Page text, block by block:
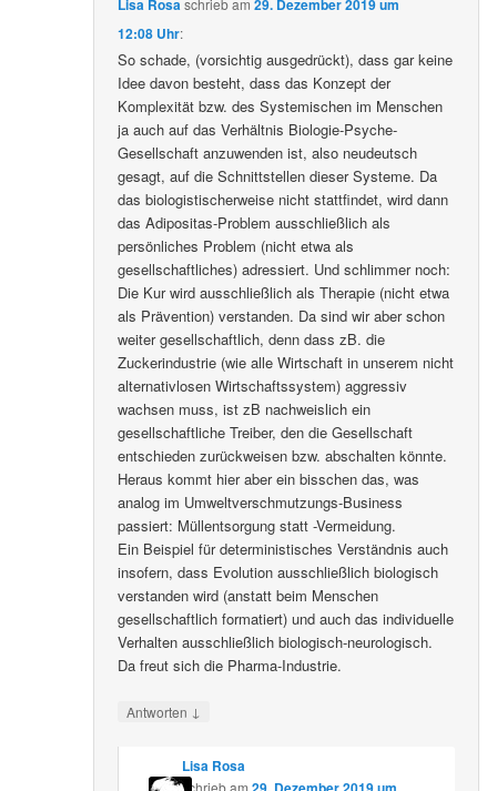
Lisa Rosaschriebam29. Dezember 2019 um
12:08 Uhr:
So schade, (vorsichtig ausgedrückt), dass gar keine
Idee davon besteht, dass das Konzept der
Komplexität bzw. des Systemischen im Menschen
ja auch auf das Verhältnis Biologie-Psyche-
Gesellschaft anzuwenden ist, also neudeutsch
gesagt, auf die Schnittstellen dieser Systeme. Da
das biologistischerweise nicht stattfindet, wird dann
das Adipositas-Problem ausschließlich als
persönliches Problem (nicht etwa als
gesellschaftliches) adressiert. Und schlimmer noch:
Die Kur wird ausschließlich als Therapie (nicht etwa
als Prävention) verstanden. Da sind wir aber schon
weiter gesellschaftlich, denn dass zB. die
Zuckerindustrie (wie alle Wirtschaft in unserem nicht
alternativlosen Wirtschaftssystem) aggressiv
wachsen muss, ist zB nachweislich ein
gesellschaftliche Treiber, den die Gesellschaft
entschieden zurückweisen bzw. abschalten könnte.
Heraus kommt hier aber ein bisschen das, was
analog im Umweltverschmutzungs-Business
passiert: Müllentsorgung statt -Vermeidung.
Ein Beispiel für deterministisches Verständnis auch
insofern, dass Evolution ausschließlich biologisch
verstanden wird (anstatt beim Menschen
gesellschaftlich formatiert) und auch das individuelle
Verhalten ausschließlich biologisch-neurologisch.
Da freut sich die Pharma-Industrie.
Antworten ↓
Lisa Rosa
schriebam